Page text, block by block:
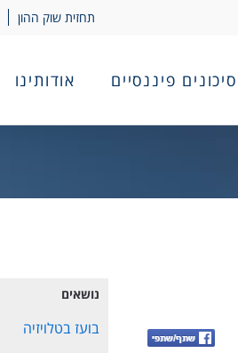
תחזית שוק ההון
פיננסיים אודותינו
נושאים
בועז בטלויזיה